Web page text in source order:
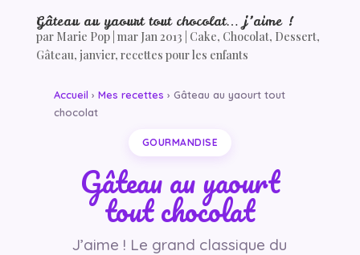
Gâteau au yaourt tout chocolat… j’aime !
par Marie Pop| mar Jan 2013 Cake, Chocolat, Dessert,
Gâteau, janvier, recettes pour les enfants
Accueil › Mes recettes › Gâteau au yaourt tout
chocolat
GOURMANDISE
Gâteau au yaourt
tout chocolat
J’aime ! Le grand classique du